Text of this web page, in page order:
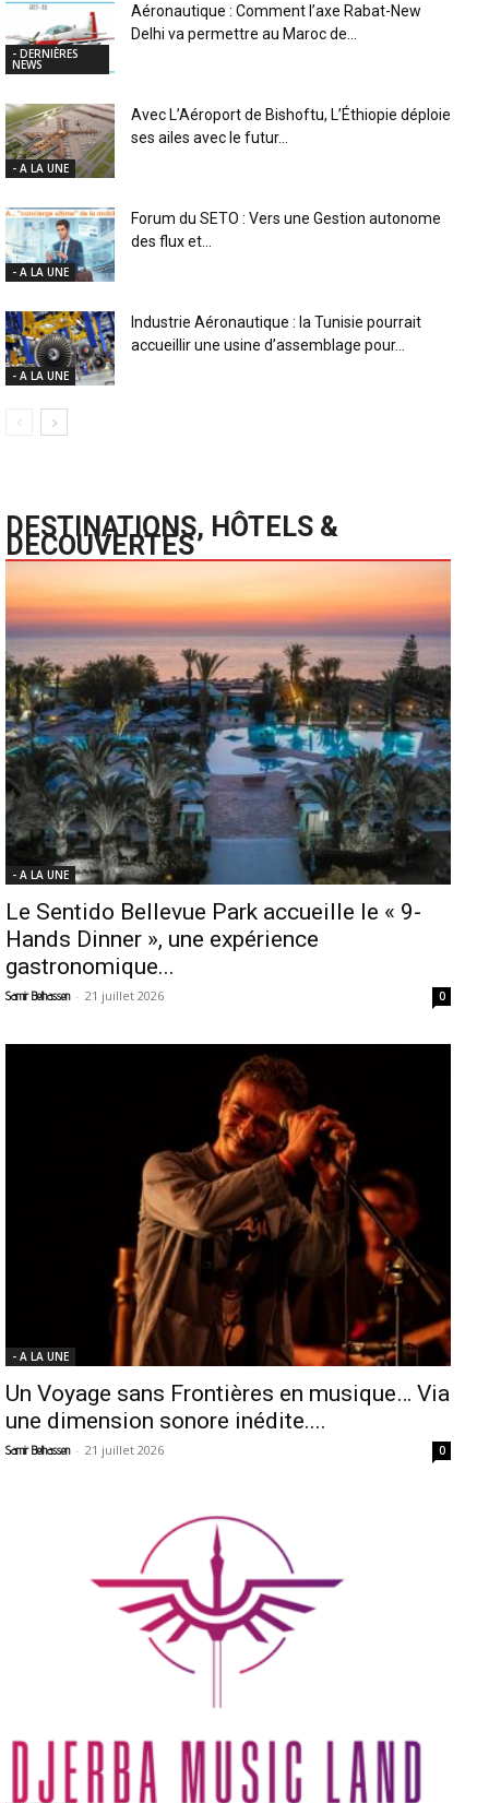
- DERNIÈRES
NEWS
Aéronautique : Comment l’axe Rabat-New
Delhi va permettre au Maroc de...
- A LA UNE
Avec L’Aéroport de Bishoftu, L’Éthiopie déploie
ses ailes avec le futur...
- A LA UNE
Forum du SETO : Vers une Gestion autonome
des flux et...
- A LA UNE
Industrie Aéronautique : la Tunisie pourrait
accueillir une usine d’assemblage pour...
DESTINATIONS, HÔTELS &
DECOUVERTES
- A LA UNE
Le Sentido Bellevue Park accueille le « 9-
Hands Dinner », une expérience
gastronomique...
Samir Belhassen - 21 juillet 2026 0
- A LA UNE
Un Voyage sans Frontières en musique… Via
une dimension sonore inédite....
Samir Belhassen - 21 juillet 2026 0